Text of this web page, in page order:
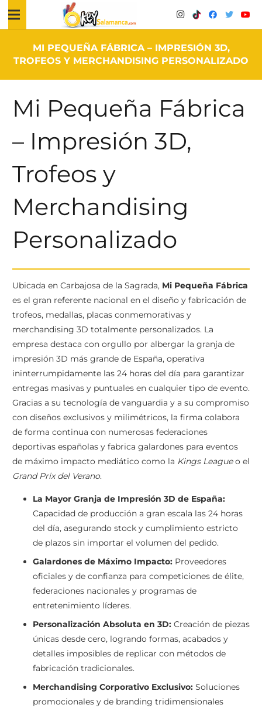
MI PEQUEÑA FÁBRICA – IMPRESIÓN 3D,
TROFEOS Y MERCHANDISING PERSONALIZADO
Mi Pequeña Fábrica
– Impresión 3D,
Trofeos y
Merchandising
Personalizado
Ubicada en Carbajosa de la Sagrada, Mi Pequeña Fábrica
es el gran referente nacional en el diseño y fabricación de
trofeos, medallas, placas conmemorativas y
merchandising 3D totalmente personalizados. La
empresa destaca con orgullo por albergar la granja de
impresión 3D más grande de España, operativa
ininterrumpidamente las 24 horas del día para garantizar
entregas masivas y puntuales en cualquier tipo de evento.
Gracias a su tecnología de vanguardia y a su compromiso
con diseños exclusivos y milimétricos, la firma colabora
de forma continua con numerosas federaciones
deportivas españolas y fabrica galardones para eventos
de máximo impacto mediático como la Kings Leagueo el
Grand Prix del Verano.
La Mayor Granja de Impresión 3D de España:
Capacidad de producción a gran escala las 24 horas
del día, asegurando stock y cumplimiento estricto
de plazos sin importar el volumen del pedido.
Galardones de Máximo Impacto: Proveedores
oficiales y de confianza para competiciones de élite,
federaciones nacionales y programas de
entretenimiento líderes.
Personalización Absoluta en 3D: Creación de piezas
únicas desde cero, logrando formas, acabados y
detalles imposibles de replicar con métodos de
fabricación tradicionales.
Merchandising Corporativo Exclusivo: Soluciones
promocionales y de branding tridimensionales